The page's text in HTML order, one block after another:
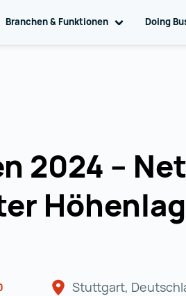
sub navigation
Branchen & Funktionen Toggle sub
Doing
2024 –
Stuttgart,